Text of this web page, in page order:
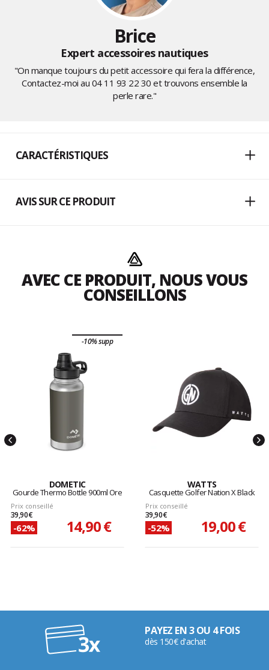
Brice
Expert accessoires nautiques
"On manque toujours du petit accessoire qui fera la différence,
Contactez-moi au 04 11 93 22 30 et trouvons ensemble la
perle rare."
CARACTÉRISTIQUES
AVIS SUR CE PRODUIT
AVEC CE PRODUIT, NOUS VOUS
CONSEILLONS
-10% supp
DOMETIC
Gourde Thermo Bottle 900ml Ore
Prix conseillé
39,90 €
-62% 14,90 €
WATTS
Casquette Golfer Nation X Black
Prix conseillé
39,90 €
-52% 19,00 €
PAYEZ EN 3 OU 4 FOIS
dès 150€ d'achat